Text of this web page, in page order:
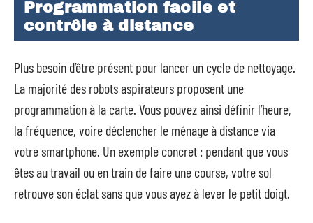
Programmation facile et
contrôle à distance
Plus besoin d’être présent pour lancer un cycle de nettoyage.
La majorité des robots aspirateurs proposent une
programmation à la carte. Vous pouvez ainsi définir l’heure,
la fréquence, voire déclencher le ménage à distance via
votre smartphone. Un exemple concret : pendant que vous
êtes au travail ou en train de faire une course, votre sol
retrouve son éclat sans que vous ayez à lever le petit doigt.